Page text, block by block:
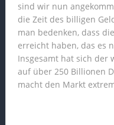
sind wir nun
die Zeit des billigen
man bedenken, dass
erreicht haben, das es
Insgesamt hat sich der
auf über 250 Billionen
macht den Markt